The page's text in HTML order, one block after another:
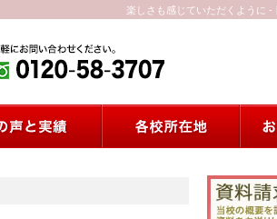
楽しさも感じていただくように -